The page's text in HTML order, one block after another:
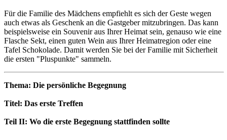
Für die Familie des Mädchens empfiehlt es sich der Geste wegen
auch etwas als Geschenk an die Gastgeber mitzubringen. Das kann
beispielsweise ein Souvenir aus Ihrer Heimat sein, genauso wie eine
Flasche Sekt, einen guten Wein aus Ihrer Heimatregion oder eine
Tafel Schokolade. Damit werden Sie bei der Familie mit Sicherheit
die ersten "Pluspunkte" sammeln.
Thema: Die persönliche Begegnung
Titel: Das erste Treffen
Teil II: Wo die erste Begegnung stattfinden sollte